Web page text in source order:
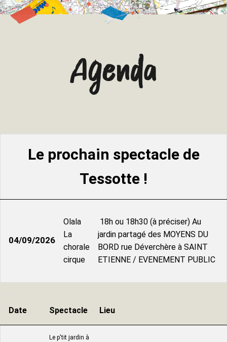
Agenda
Le prochain spectacle de
Tessotte !
04/09/2026
Olala
La
chorale
cirque
18h ou 18h30 (à préciser) Au
jardin partagé des MOYENS DU
BORD rue Déverchère à SAINT
ETIENNE / EVENEMENT PUBLIC
Date Spectacle Lieu
Le p'tit jardin à